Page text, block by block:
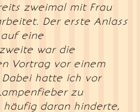
zweimal mit Frau
Der erste Anlass
eine
war die
Vortrag vor einem
hatte ich vor
zu
häufig daran hinderte,